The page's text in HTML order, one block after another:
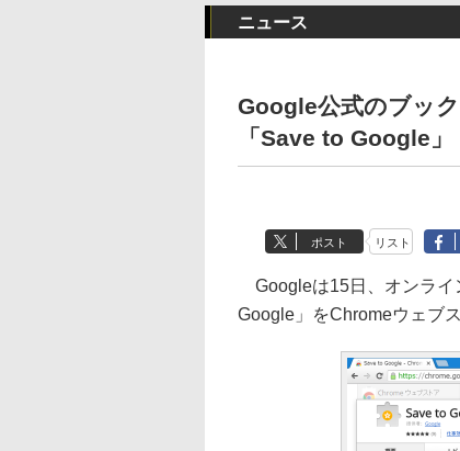
ニュース
Google公式のブッ
「Save to Google」
ポスト リスト
Googleは15日、オンライ
Google」をChromeウェブ